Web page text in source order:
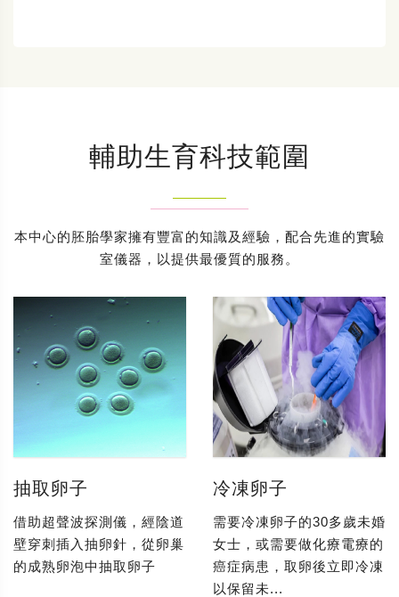
輔助生育科技範圍
本中心的胚胎學家擁有豐富的知識及經驗，配合先進的實驗
室儀器，以提供最優質的服務。
抽取卵子
借助超聲波探測儀，經陰道
壁穿刺插入抽卵針，從卵巢
的成熟卵泡中抽取卵子
冷凍卵子
需要冷凍卵子的30多歲未婚
女士，或需要做化療電療的
癌症病患，取卵後立即冷凍
以保留未...